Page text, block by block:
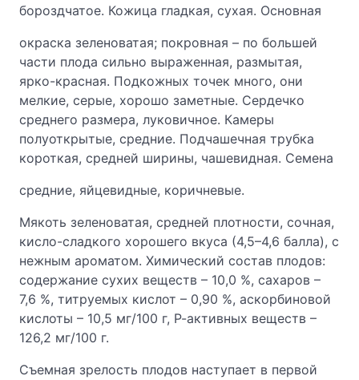
бороздчатое. Кожица гладкая, сухая. Основная
окраска зеленоватая; покровная – по большей
части плода сильно выраженная, размытая,
ярко-красная. Подкожных точек много, они
мелкие, серые, хорошо заметные. Сердечко
среднего размера, луковичное. Камеры
полуоткрытые, средние. Подчашечная трубка
короткая, средней ширины, чашевидная. Семена
средние, яйцевидные, коричневые.
Мякоть зеленоватая, средней плотности, сочная,
кисло-сладкого хорошего вкуса (4,5–4,6 балла), с
нежным ароматом. Химический состав плодов:
содержание сухих веществ – 10,0 %, сахаров –
7,6 %, титруемых кислот – 0,90 %, аскорбиновой
кислоты – 10,5 мг/100 г, Р-активных веществ –
126,2 мг/100 г.
Съемная зрелость плодов наступает в первой